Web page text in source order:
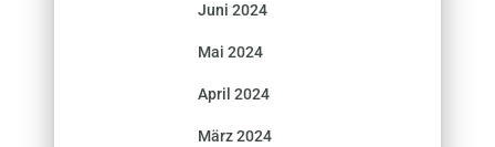
Juni 2024
Mai 2024
April 2024
März 2024